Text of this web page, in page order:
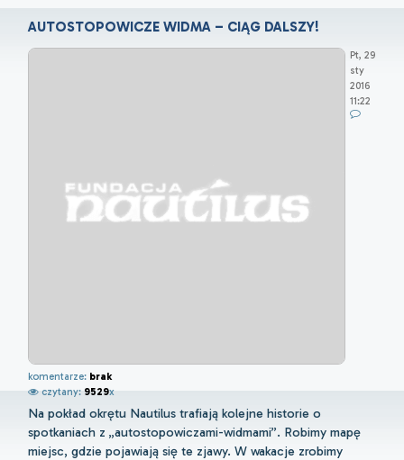
AUTOSTOPOWICZE WIDMA – CIĄG DALSZY!
Pt, 29
sty
2016
11:22
komentarze: brak
czytany: 9529x
Na pokład okrętu Nautilus trafiają kolejne historie o
spotkaniach z „autostopowiczami-widmami”. Robimy mapę
miejsc, gdzie pojawiają się te zjawy. W wakacje zrobimy